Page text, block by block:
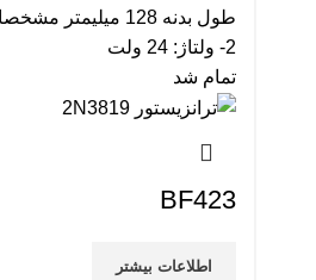
2- ولتاژ: 24 ولت
تمام شد
BF423
اطلاعات بیشتر